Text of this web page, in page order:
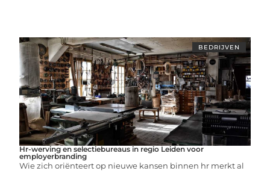
BEDRIJVEN
Hr-werving en selectiebureaus in regio Leiden voor
employerbranding
Wie zich oriënteert op nieuwe kansen binnen hr merkt al